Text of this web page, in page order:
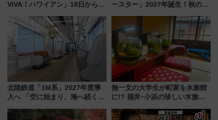
VIVA！ハワイアン」18日から営
ァミリーから大人まで幅広い世
代が一日中楽しる夏のリゾート
を楽しんで
ースター」2027年誕生！秋の
ろも一挙紹介
北陸鉄道「1M系」2027年度導
入へ 「空に始まり、海へ続く」
神秘的なデザイン
無一文の大学生が町家を水族館
に!? 福井･小浜の珍しい水族
作体験、鯖街道の御食国など 小